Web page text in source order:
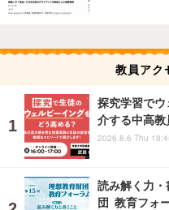
教員アク
探究学習でウ
介する中高
2026.8.6 Thu
読み解く力・
団 教育フォ